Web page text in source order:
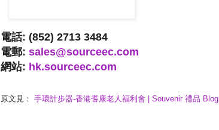
電話: (852) 2713 3484
電郵: sales@sourceec.com
網站: hk.sourceec.com
原文見： 手環計步器-香港耆康老人福利會 | Souvenir 禮品 Blog